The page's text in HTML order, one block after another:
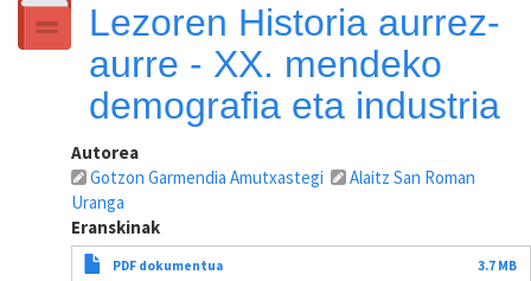
Lezoren Historia aurrez-
aurre - XX. mendeko
demografia eta industria
Autorea
Gotzon Garmendia Amutxastegi
Alaitz San Roman
Uranga
Eranskinak
PDF dokumentua 3.7 MB